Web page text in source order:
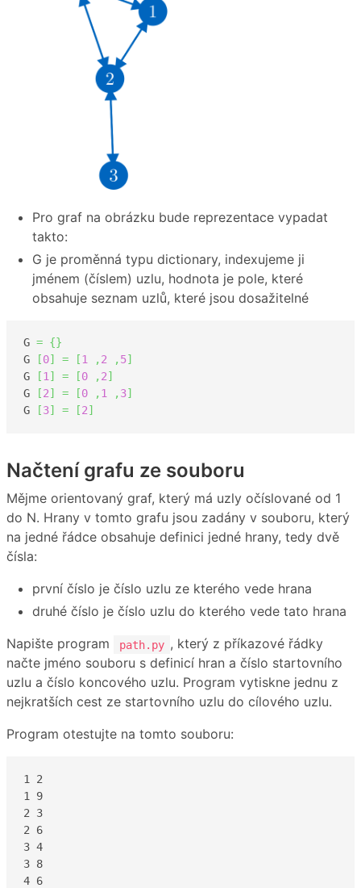
Pro graf na obrázku bude reprezentace vypadat
takto:
G je proměnná typu dictionary, indexujeme ji
jménem (číslem) uzlu, hodnota je pole, které
obsahuje seznam uzlů, které jsou dosažitelné
G = {}
G
[0] = [1 , 2 , 5]
G
[1] = [0 , 2]
G
[2] = [0 , 1 , 3]
G
[3] = [2]
Načtení grafu ze souboru
Mějme orientovaný graf, který má uzly očíslované od 1
do N. Hrany v tomto grafu jsou zadány v souboru, který
na jedné řádce obsahuje definici jedné hrany, tedy dvě
čísla:
první číslo je číslo uzlu ze kterého vede hrana
druhé číslo je číslo uzlu do kterého vede tato hrana
Napište program
path.py , který z příkazové řádky
načte jméno souboru s definicí hran a číslo startovního
uzlu a číslo koncového uzlu. Program vytiskne jednu z
nejkratších cest ze startovního uzlu do cílového uzlu.
Program otestujte na tomto souboru:
1 2
1 9
2 3
2 6
3 4
3 8
4 6